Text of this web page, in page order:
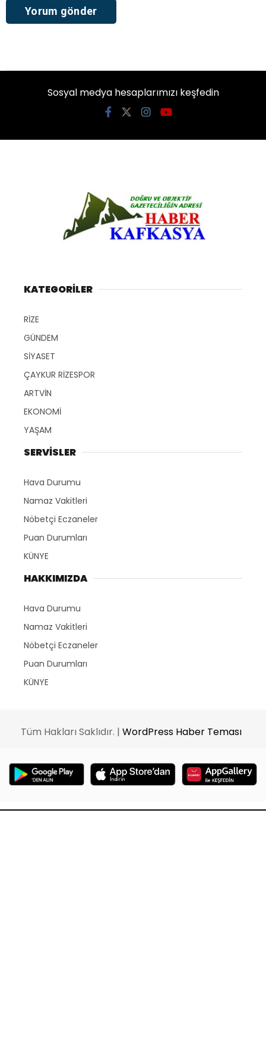
Sosyal medya hesaplarımızı keşfedin
KATEGORİLER
RİZE
GÜNDEM
SİYASET
ÇAYKUR RİZESPOR
ARTVİN
EKONOMİ
YAŞAM
SERVİSLER
Hava Durumu
Namaz Vakitleri
Nöbetçi Eczaneler
Puan Durumları
KÜNYE
HAKKIMIZDA
Hava Durumu
Namaz Vakitleri
Nöbetçi Eczaneler
Puan Durumları
KÜNYE
Tüm Hakları Saklıdır. | WordPress Haber Teması